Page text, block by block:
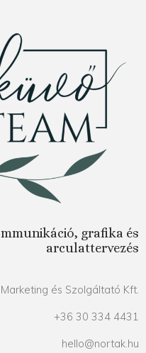
grafika és
arculattervezés
és Szolgáltató Kft.
+36 30 334 4431
hello@nortak.hu